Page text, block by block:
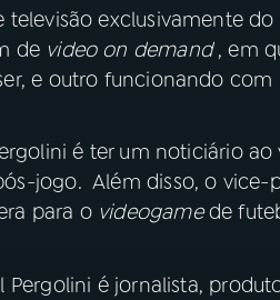
televisão exclusivamente
de video on demand, em
e outro funcionando com
é ter um noticiário
jogo. Além disso, o vice-
para o videogamede
Pergolini é jornalista,